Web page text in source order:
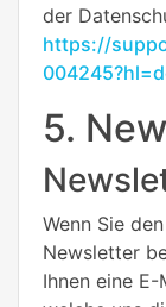
der
https://
5.
Wenn Sie
Newsletter
Ihnen eine